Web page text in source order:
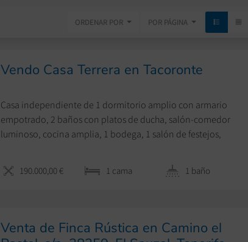
ORDENAR POR POR PÁGINA
Vendo Casa Terrera en Tacoronte
Casa independiente de 1 dormitorio amplio con armario
empotrado, 2 baños con platos de ducha, salón-comedor
luminoso, cocina amplia, 1 bodega, 1 salón de festejos,
metros de la Carretera General.
190.000,00 € 1 cama 1 baño
Venta de Finca Rústica en Camino el